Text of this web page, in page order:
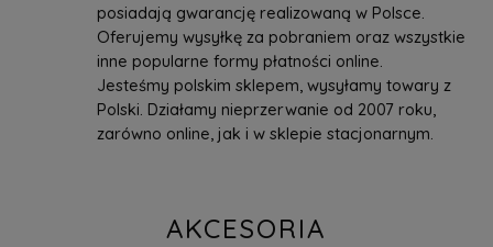
posiadają gwarancję realizowaną w Polsce.
Oferujemy wysyłkę za pobraniem oraz wszystkie
inne popularne formy płatności online.
Jesteśmy polskim sklepem, wysyłamy towary z
Polski. Działamy nieprzerwanie od 2007 roku,
zarówno online, jak i w sklepie stacjonarnym.
AKCESORIA